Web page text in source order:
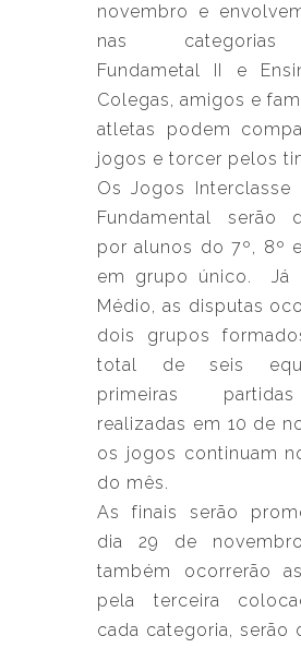
novembro e
nas categorias
Fundametal II e
Colegas, amigos e
atletas podem
jogos e torcer pelos
Os Jogos Interclasse
Fundamental serão
por alunos do 7º, 8º
em grupo único. Já
Médio, as disputas
dois grupos
total de seis
primeiras
realizadas em 10 de
os jogos continuam
do mês.
As finais serão
dia 29 de
também ocorrerão
pela terceira
cada categoria, serão